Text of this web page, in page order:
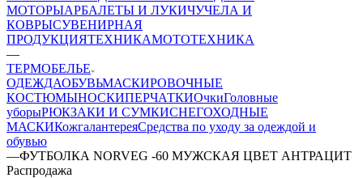
МОТОРЫАРБАЛЕТЫ И ЛУКИЧУЧЕЛА И
КОВРЫСУВЕНИРНАЯ
ПРОДУКЦИЯТЕХНИКАМОТОТЕХНИКА
—
ТЕРМОБЕЛЬЕ
ОДЕЖДАОБУВЬМАСКИРОВОЧНЫЕ
КОСТЮМЫНОСКИПЕРЧАТКИОчкиГоловные
уборыРЮКЗАКИ И СУМКИСНЕГОХОДНЫЕ
МАСКИКожгалантереяСредства по уходу за одеждой и
обувью
—ФУТБОЛКА NORVEG -60 МУЖСКАЯ ЦВЕТ АНТРАЦИТ
Распродажа